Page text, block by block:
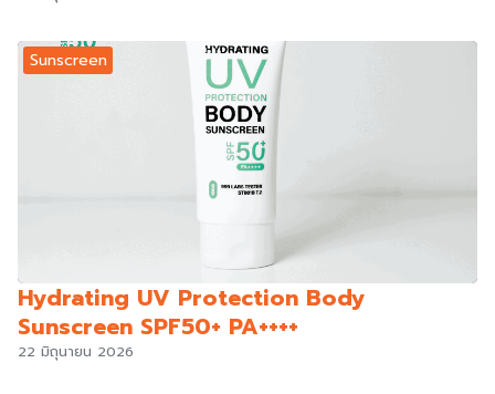
Sunscreen
Hydrating UV Protection Body
Sunscreen SPF50+ PA++++
22 มิถุนายน 2026